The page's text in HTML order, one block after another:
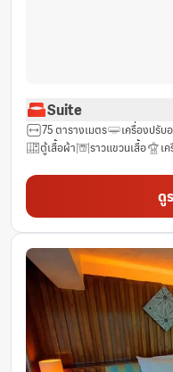
Suite
75 ตารางเมตร เครื่องปรับ
ตู้เสื้อผ้า
ราวแขวนเสื้อ เ
ฝั
ฟรีของใช้ในห้องน้ำ
ผ้าเช็ด
พื้นที่รับประทานอาหาร
ชุดเ
รูมเซอร์วิส 24 ชั่วโมง
กาน้ำ
ผลิตภัณฑ์ทำความสะอาด
ห้
อ่างน้ำวน
บริการสระว่ายน้ำ
เตาเสียบปลั๊กไฟใกล้หัวเตียง
เก้าอี้สูง
ถังขยะ หน้าต่า
เตียงสำหรับเด็ก (เมื่อแจ้งควา
บริการด้านความปลอดภัย
ดู